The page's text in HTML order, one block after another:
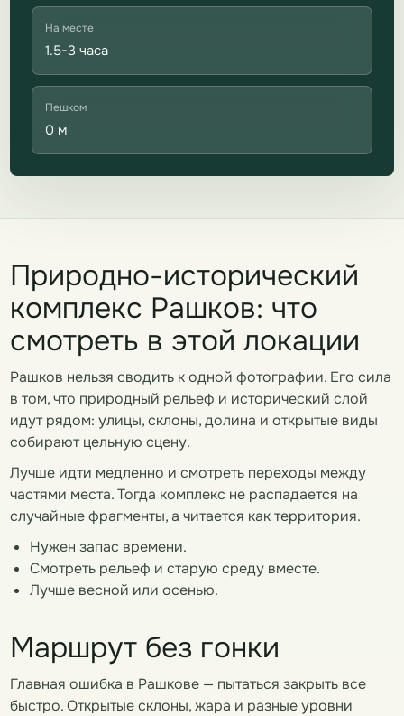
На месте
1.5-3 часа
Пешком
0 м
Природно-исторический
комплекс Рашков: что
смотреть в этой локации
Рашков нельзя сводить к одной фотографии. Его сила
в том, что природный рельеф и исторический слой
идут рядом: улицы, склоны, долина и открытые виды
собирают цельную сцену.
Лучше идти медленно и смотреть переходы между
частями места. Тогда комплекс не распадается на
случайные фрагменты, а читается как территория.
Нужен запас времени.
Смотреть рельеф и старую среду вместе.
Лучше весной или осенью.
Маршрут без гонки
Главная ошибка в Рашкове — пытаться закрыть все
быстро. Открытые склоны, жара и разные уровни